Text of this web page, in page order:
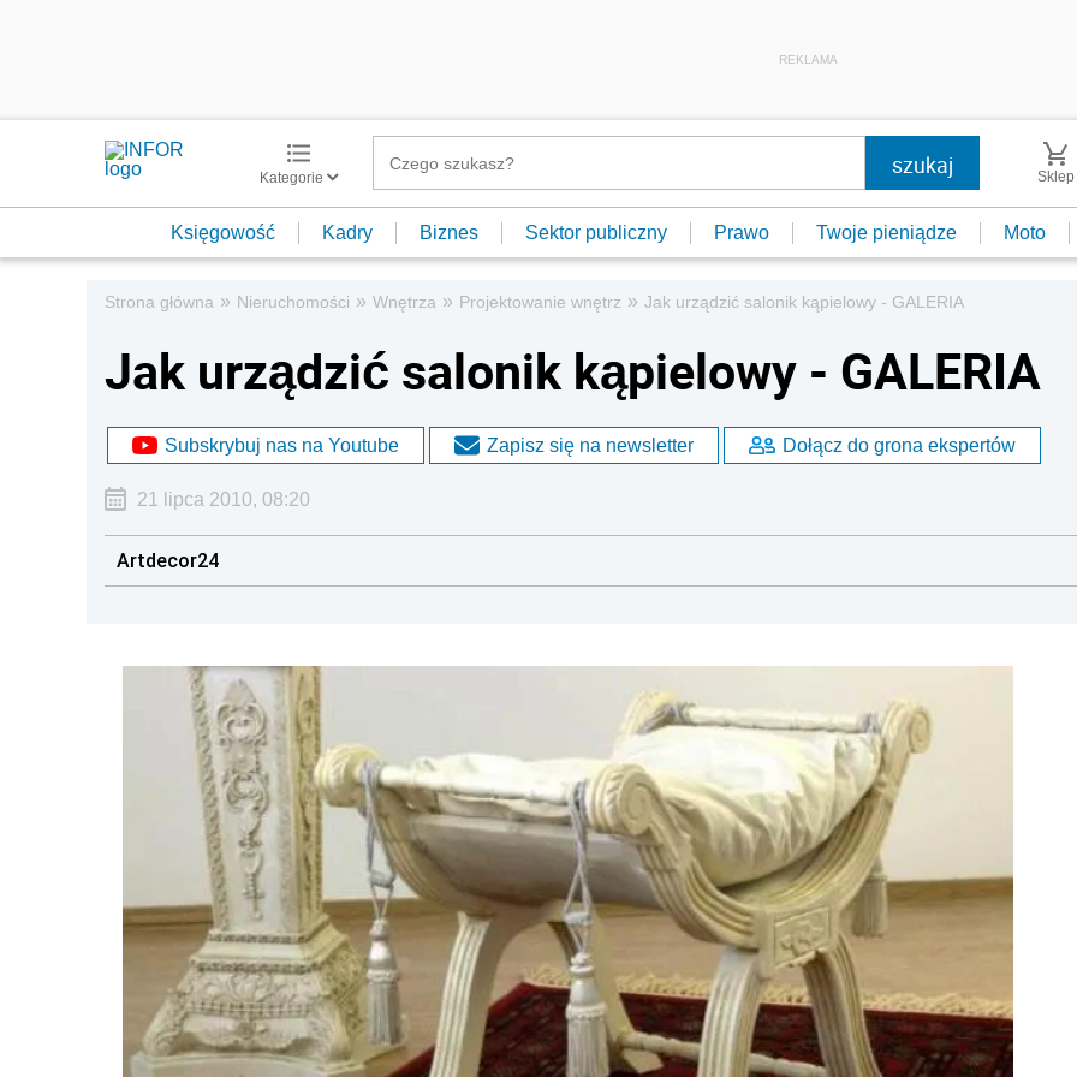
REKLAMA
Kategorie Sklep
Księgowość Kadry Biznes Sektor publiczny Prawo Twoje pieniądze Moto
Strona główna » Nieruchomości » Wnętrza » Projektowanie wnętrz » Jak urządzić salonik kąpielowy - GALERIA
Jak urządzić salonik kąpielowy - GALERIA
Subskrybuj nas na Youtube Zapisz się na newsletter Dołącz do grona ekspertów
21 lipca 2010, 08:20
Artdecor24